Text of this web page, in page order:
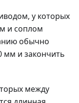
у которых
и соплом
обычно
мм и закончить
между